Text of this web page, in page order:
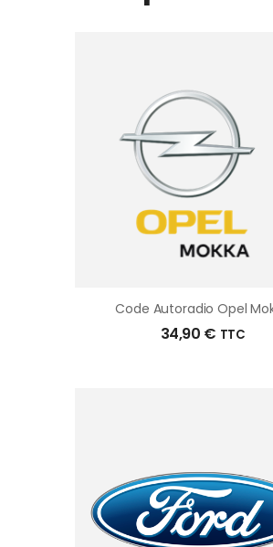
Code Autoradio Opel
34,90 € TTC